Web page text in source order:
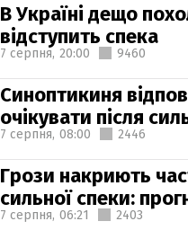
В Україні дещо
відступить спека
7 серпня, 20:00 9460
Синоптикиня
очікувати після
7 серпня, 08:00 2446
Грози накриють
сильної спеки:
7 серпня, 06:21 2403